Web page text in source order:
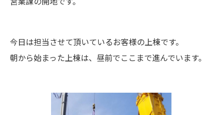
今日は担当させて頂いているお客様の上棟です。
朝から始まった上棟は、昼前でここまで進んでいます。